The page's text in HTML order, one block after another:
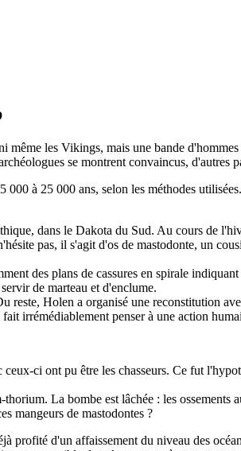
les Vikings, mais une bande
se montrent convaincus, d'autres
à 25 000 ans, selon les méthodes
dans le Dakota du Sud. Au cours de
pas, il s'agit d'os de mastodonte, un
des plans de cassures en spirale
de marteau et d'enclume.
reste, Holen a organisé une reconstitution
irrémédiablement penser à une action
ci ont pu être les chasseurs. Ce fut
La bombe est lâchée : les ossements
mangeurs de mastodontes ?
profité d'un affaissement du niveau des